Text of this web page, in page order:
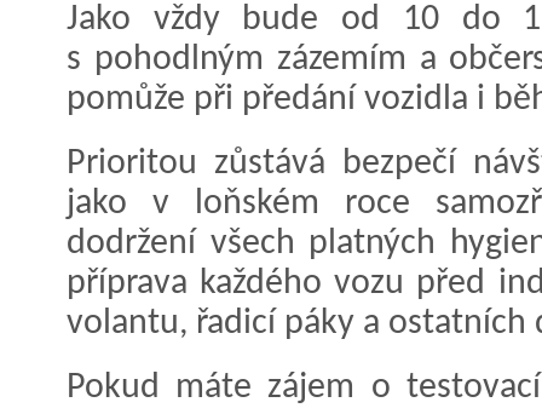
Jako vždy bude od 10 do
s pohodlným zázemím a
pomůže při předání vozidla i
Prioritou zůstává bezpečí
jako v loňském roce
dodržení všech platných
příprava každého vozu před
volantu, řadicí páky a ostatních
Pokud máte zájem o